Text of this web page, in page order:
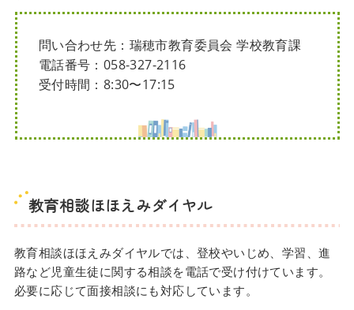
問い合わせ先：瑞穂市教育委員会 学校教育課
電話番号：058-327-2116
受付時間：8:30〜17:15
教育相談ほほえみダイヤル
教育相談ほほえみダイヤルでは、登校やいじめ、学習、進
路など児童生徒に関する相談を電話で受け付けています。
必要に応じて面接相談にも対応しています。